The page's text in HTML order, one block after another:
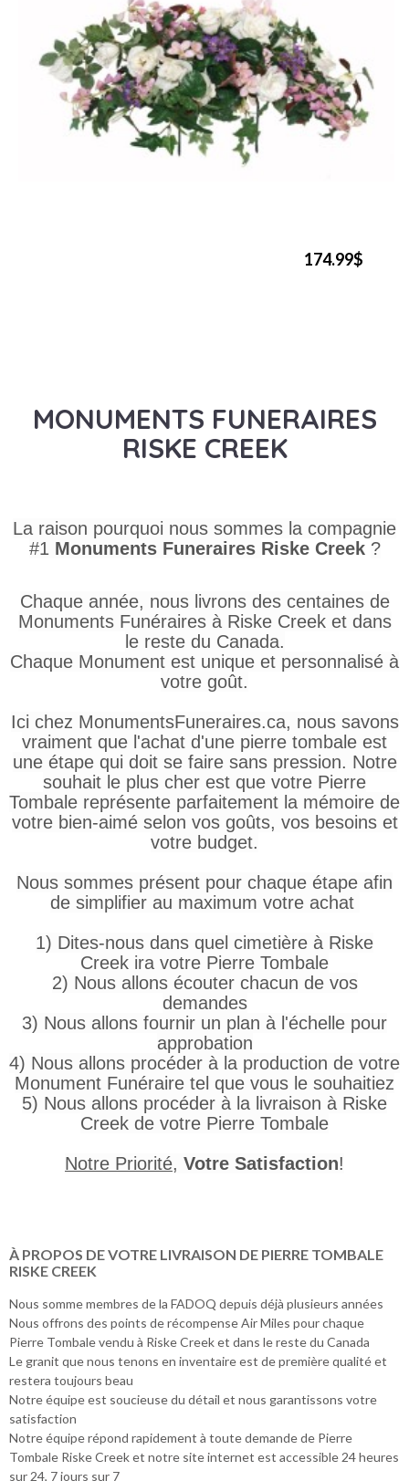
174.99$
MONUMENTS FUNERAIRES
RISKE CREEK
La raison pourquoi nous sommes la compagnie
#1 Monuments Funeraires Riske Creek ?
Chaque année, nous livrons des centaines de
Monuments Funéraires à Riske Creek et dans
le reste du Canada.
Chaque Monument est unique et personnalisé à
votre goût.
Ici chez MonumentsFuneraires.ca, nous savons
vraiment que l'achat d'une pierre tombale est
une étape qui doit se faire sans pression. Notre
souhait le plus cher est que votre Pierre
Tombale représente parfaitement la mémoire de
votre bien-aimé selon vos goûts, vos besoins et
votre budget.
Nous sommes présent pour chaque étape afin
de simplifier au maximum votre achat
1) Dites-nous dans quel cimetière à Riske
Creek ira votre Pierre Tombale
2) Nous allons écouter chacun de vos
demandes
3) Nous allons fournir un plan à l'échelle pour
approbation
4) Nous allons procéder à la production de votre
Monument Funéraire tel que vous le souhaitiez
5) Nous allons procéder à la livraison à Riske
Creek de votre Pierre Tombale
Notre Priorité, Votre Satisfaction!
À PROPOS DE VOTRE LIVRAISON DE PIERRE TOMBALE
RISKE CREEK
Nous somme membres de la FADOQ depuis déjà plusieurs années
Nous offrons des points de récompense Air Miles pour chaque
Pierre Tombale vendu à Riske Creek et dans le reste du Canada
Le granit que nous tenons en inventaire est de première qualité et
restera toujours beau
Notre équipe est soucieuse du détail et nous garantissons votre
satisfaction
Notre équipe répond rapidement à toute demande de Pierre
Tombale Riske Creek et notre site internet est accessible 24 heures
sur 24, 7 jours sur 7